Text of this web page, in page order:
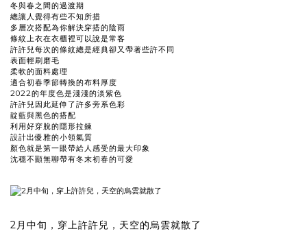
冬與春之間的過渡期
總讓人覺得有些不知所措
多層次搭配為你解決穿搭的陰雨
條紋上衣在衣櫃裡可以說是常客
許許兒每次的條紋總是經典卻又帶著些許不同
表面輕刷磨毛
柔軟的面料處理
適合初春季節轉換的布料厚度
2022的年度色是淺淺的淡紫色
許許兒因此延伸了許多旁系色彩
靛藍與黑色的搭配
利用好穿脫的隱形拉鍊
設計出優雅的小領氣質
顏色就是第一眼帶給人感受的最大印象
沈穩不顯無聊帶有冬末初春的可愛
2月中旬，穿上許許兒，天空的烏雲就散了